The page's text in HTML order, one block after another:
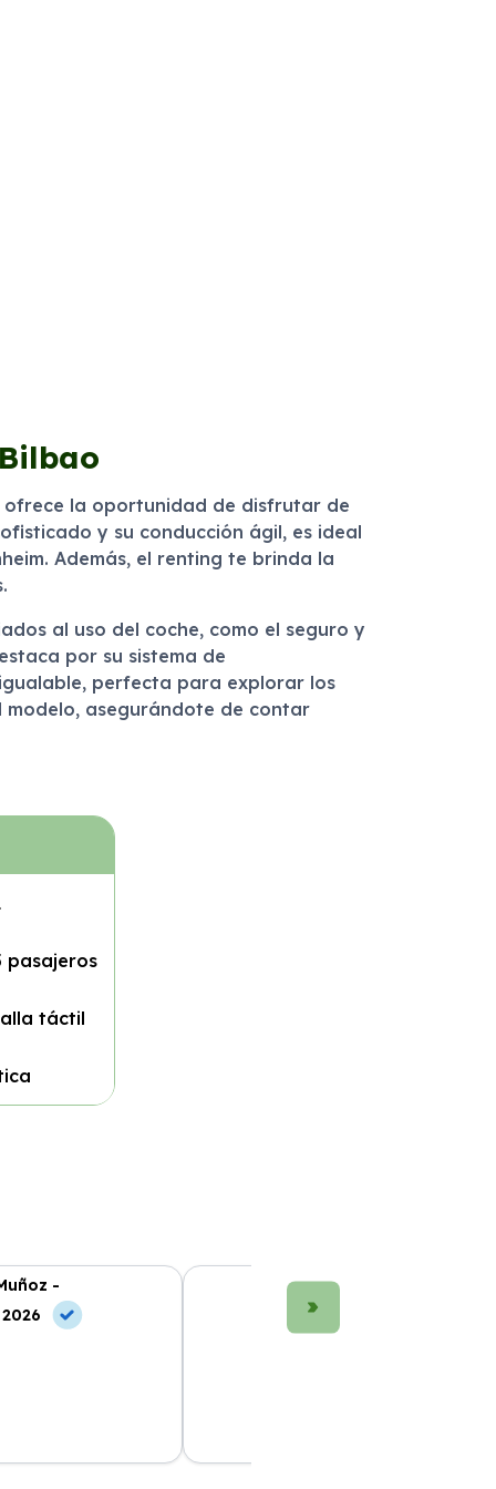
ofrece la oportunidad de disfrutar de
y su conducción ágil, es ideal
Además, el renting te brinda la
al uso del coche, como el seguro y
por su sistema de
perfecta para explorar los
modelo, asegurándote de contar
pasajeros
táctil
-
María López -
10 May, 2026